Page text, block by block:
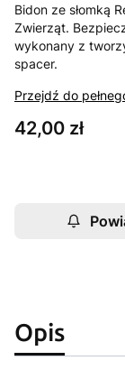
Bidon ze słomką
Zwierząt.
wykonany z
spacer.
Przejdź do
Cena
42,00 zł
Opis